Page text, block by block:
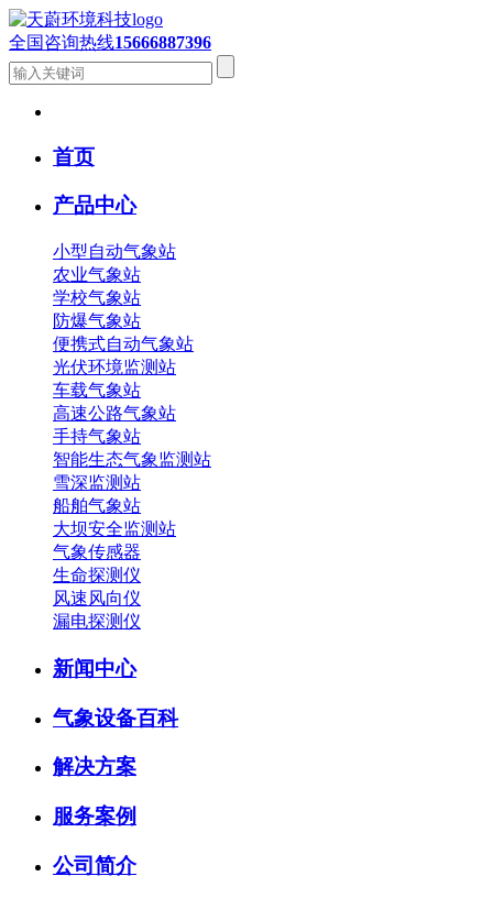
全国咨询热线15666887396
首页
产品中心
小型自动气象站
农业气象站
学校气象站
防爆气象站
便携式自动气象站
光伏环境监测站
车载气象站
高速公路气象站
手持气象站
智能生态气象监测站
雪深监测站
船舶气象站
大坝安全监测站
气象传感器
生命探测仪
风速风向仪
漏电探测仪
新闻中心
气象设备百科
解决方案
服务案例
公司简介